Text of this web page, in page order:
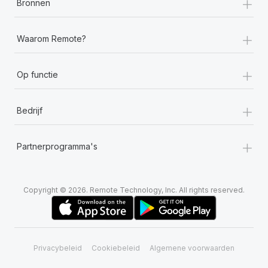
Bronnen
Waarom Remote? +
Op functie +
Bedrijf +
Partnerprogramma's +
Copyright © 2026. Remote Technology, Inc. All rights reserved.
Privacybeleid Cookiebeleid Algemene voorwaarden